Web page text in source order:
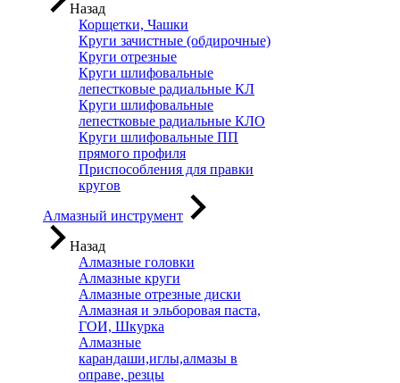
Назад
Корщетки, Чашки
Круги зачистные (обдирочные)
Круги отрезные
Круги шлифовальные
лепестковые радиальные КЛ
Круги шлифовальные
лепестковые радиальные КЛО
Круги шлифовальные ПП
прямого профиля
Приспособления для правки
кругов
Алмазный инструмент
Назад
Алмазные головки
Алмазные круги
Алмазные отрезные диски
Алмазная и эльборовая паста,
ГОИ, Шкурка
Алмазные
карандаши,иглы,алмазы в
оправе, резцы